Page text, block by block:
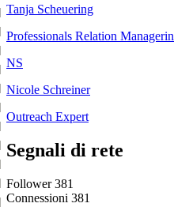
Tanja Scheuering
Professionals Relation Managerin
NS
Nicole Schreiner
Outreach Expert
Segnali di rete
Follower 381
Connessioni 381